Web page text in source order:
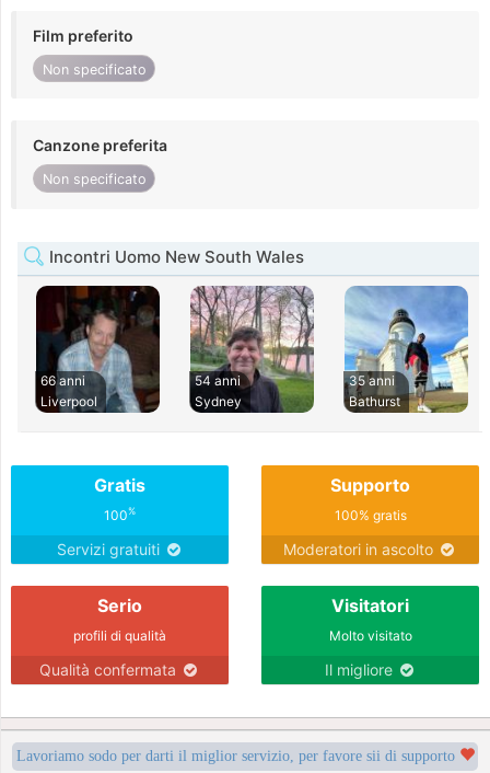
Film preferito
Non specificato
Canzone preferita
Non specificato
Incontri Uomo New South Wales
66 anni
Liverpool
54 anni
Sydney
35 anni
Bathurst
Gratis
100%
Servizi gratuiti
Supporto
100% gratis
Moderatori in ascolto
Serio
profili di qualità
Qualità confermata
Visitatori
Molto visitato
Il migliore
Lavoriamo sodo per darti il miglior servizio, per favore sii di supporto